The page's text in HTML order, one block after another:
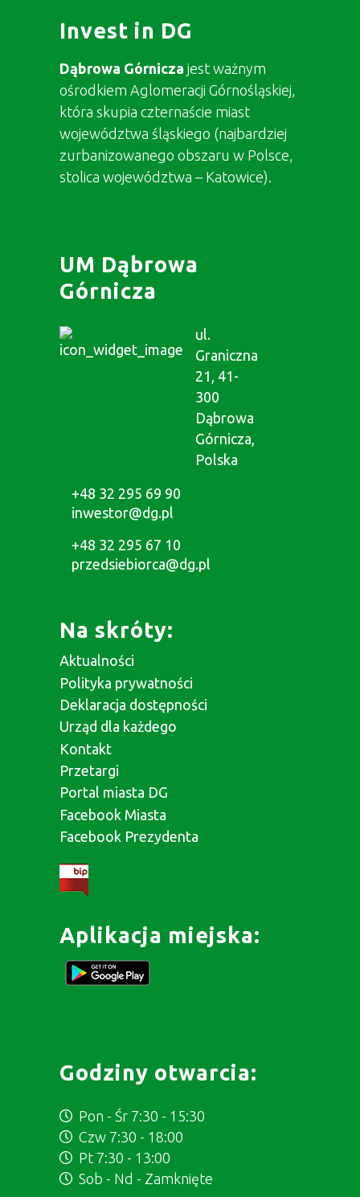
Invest in DG
Dąbrowa Górnicza jest ważnym
ośrodkiem Aglomeracji Górnośląskiej,
która skupia czternaście miast
województwa śląskiego (najbardziej
zurbanizowanego obszaru w Polsce,
stolica województwa – Katowice).
UM Dąbrowa
Górnicza
ul.
Graniczna
21, 41-
300
Dąbrowa
Górnicza,
Polska
+48 32 295 69 90
inwestor@dg.pl
+48 32 295 67 10
przedsiebiorca@dg.pl
Na skróty:
Aktualności
Polityka prywatności
Deklaracja dostępności
Urząd dla każdego
Kontakt
Przetargi
Portal miasta DG
Facebook Miasta
Facebook Prezydenta
Aplikacja miejska:
Godziny otwarcia:
Pon - Śr 7:30 - 15:30
Czw 7:30 - 18:00
Pt 7:30 - 13:00
Sob - Nd - Zamknięte